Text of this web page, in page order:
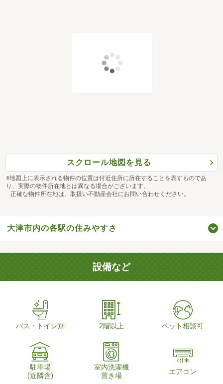
スクロール地図を見る
※地図上に表示される物件の位置は付近住所に所在することを表すものであ
り、実際の物件所在地とは異なる場合がございます。
正確な物件所在地は、取扱い不動産会社にお問い合わせください。
大津市内の各駅の住みやすさ
設備など
バス・トイレ別 2階以上 ペット相談可
駐車場
(近隣含)
室内洗濯機
置き場
エアコン